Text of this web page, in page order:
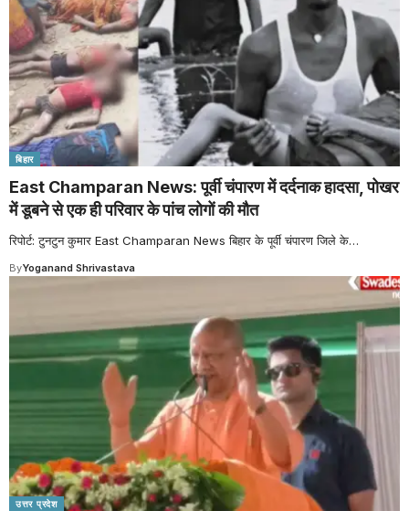
बिहार
East Champaran News: पूर्वी चंपारण में दर्दनाक हादसा, पोखर
में डूबने से एक ही परिवार के पांच लोगों की मौत
रिपोर्ट: टुनटुन कुमार East Champaran News बिहार के पूर्वी चंपारण जिले के…
ByYoganand Shrivastava
उत्तर प्रदेश